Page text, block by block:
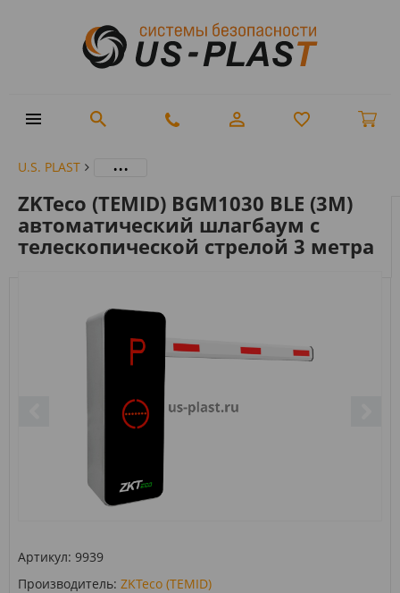
U.S. PLAST ...
ZKTeco (TEMID) BGM1030 BLE (3М)
автоматический шлагбаум с
телескопической стрелой 3 метра
Артикул: 9939
Производитель: ZKTeco (TEMID)